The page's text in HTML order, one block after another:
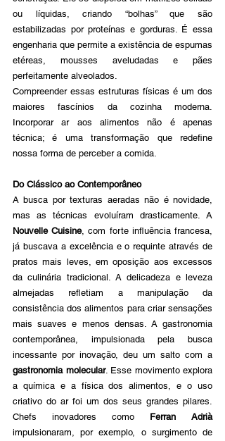
ou líquidas, criando “bolhas” que são
estabilizadas por proteínas e gorduras. É essa
engenharia que permite a existência de espumas
etéreas, mousses aveludadas e pães
perfeitamente alveolados.
Compreender essas estruturas físicas é um dos
maiores fascínios da cozinha moderna.
Incorporar ar aos alimentos não é apenas
técnica; é uma transformação que redefine
nossa forma de perceber a comida.
Do Clássico ao Contemporâneo
A busca por texturas aeradas não é novidade,
Nouvelle Cuisine, com forte influência francesa,
já buscava a excelência e o requinte através de
pratos mais leves, em oposição aos excessos
da culinária tradicional. A delicadeza e leveza
almejadas refletiam a manipulação da
consistência dos alimentos para criar sensações
mais suaves e menos densas.
A gastronomia
contemporânea, impulsionada pela busca
gastronomia molecular. Esse movimento explora
a química e a física dos alimentos, e o uso
criativo do ar foi um dos seus grandes pilares.
Chefs inovadores como
Ferran Adrià
impulsionaram, por exemplo, o surgimento de